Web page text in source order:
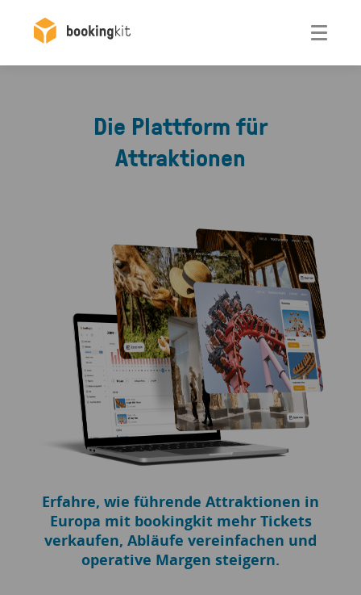
Die Plattform für
Attraktionen
Erfahre, wie führende Attraktionen in
Europa mit bookingkit mehr Tickets
verkaufen, Abläufe vereinfachen und
operative Margen steigern.